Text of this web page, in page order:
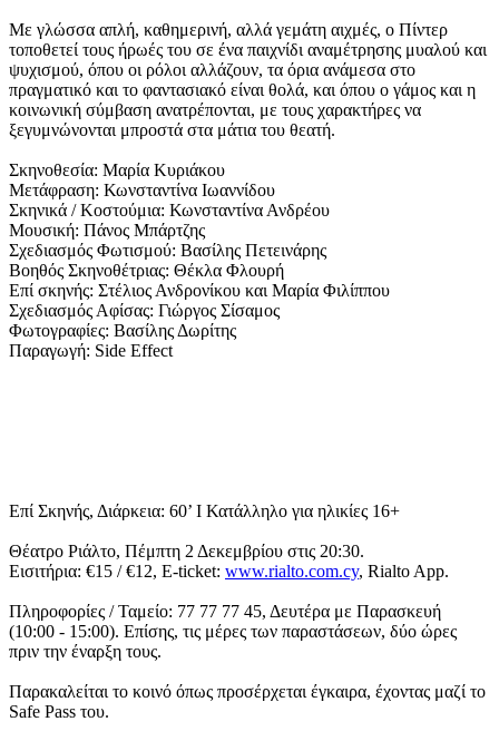
Με γλώσσα απλή, καθημερινή, αλλά γεμάτη αιχμές, ο Πίντερ
τοποθετεί τους ήρωές του σε ένα παιχνίδι αναμέτρησης μυαλού και
ψυχισμού, όπου οι ρόλοι αλλάζουν, τα όρια ανάμεσα στο
πραγματικό και το φαντασιακό είναι θολά, και όπου ο γάμος και η
κοινωνική σύμβαση ανατρέπονται, με τους χαρακτήρες να
ξεγυμνώνονται μπροστά στα μάτια του θεατή.
Σκηνοθεσία: Μαρία Κυριάκου
Μετάφραση: Κωνσταντίνα Ιωαννίδου
Σκηνικά / Κοστούμια: Κωνσταντίνα Ανδρέου
Μουσική: Πάνος Μπάρτζης
Σχεδιασμός Φωτισμού: Βασίλης Πετεινάρης
Βοηθός Σκηνοθέτριας: Θέκλα Φλουρή
Επί σκηνής: Στέλιος Ανδρονίκου και Μαρία Φιλίππου
Σχεδιασμός Αφίσας: Γιώργος Σίσαμος
Φωτογραφίες: Βασίλης Δωρίτης
Παραγωγή: Side Effect
Επί Σκηνής, Διάρκεια: 60’ Ι Κατάλληλο για ηλικίες 16+
Θέατρο Ριάλτο, Πέμπτη 2 Δεκεμβρίου στις 20:30.
Εισιτήρια: €15 / €12, E-ticket: www.rialto.com.cy, Rialto App.
Πληροφορίες / Ταμείο: 77 77 77 45, Δευτέρα με Παρασκευή
(10:00 - 15:00). Επίσης, τις μέρες των παραστάσεων, δύο ώρες
πριν την έναρξη τους.
Παρακαλείται το κοινό όπως προσέρχεται έγκαιρα, έχοντας μαζί το
Safe Pass του.